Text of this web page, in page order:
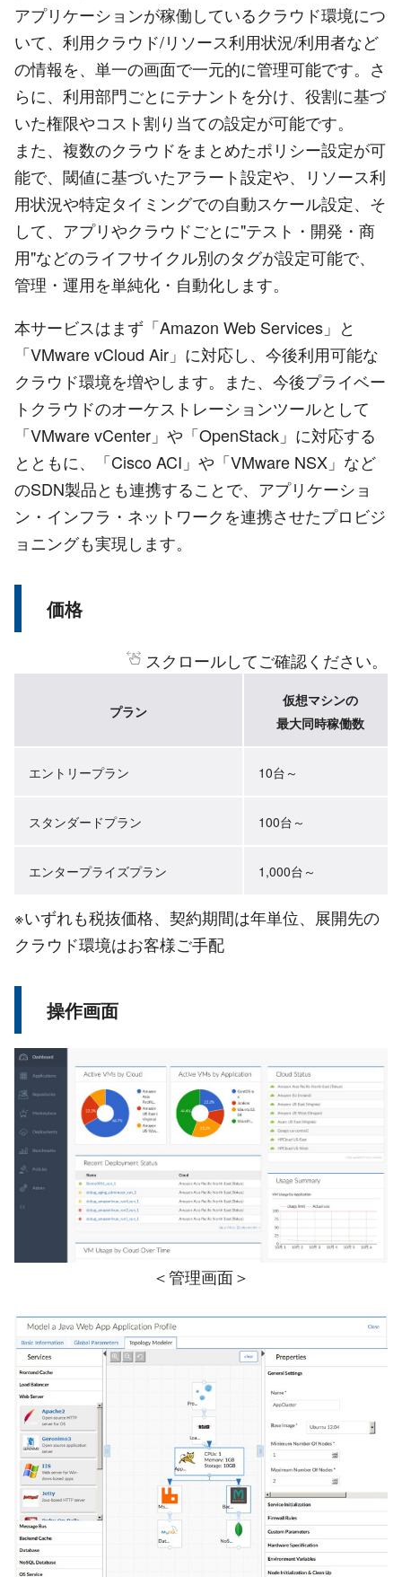
アプリケーションが稼働しているクラウド環境につ
いて、利用クラウド/リソース利用状況/利用者など
の情報を、単一の画面で一元的に管理可能です。さ
らに、利用部門ごとにテナントを分け、役割に基づ
いた権限やコスト割り当ての設定が可能です。
また、複数のクラウドをまとめたポリシー設定が可
能で、閾値に基づいたアラート設定や、リソース利
用状況や特定タイミングでの自動スケール設定、そ
して、アプリやクラウドごとに"テスト・開発・商
用"などのライフサイクル別のタグが設定可能で、
管理・運用を単純化・自動化します。
本サービスはまず「Amazon Web Services」と
「VMware vCloud Air」に対応し、今後利用可能な
クラウド環境を増やします。また、今後プライベー
トクラウドのオーケストレーションツールとして
「VMware vCenter」や「OpenStack」に対応する
とともに、「Cisco ACI」や「VMware NSX」など
のSDN製品とも連携することで、アプリケーショ
ン・インフラ・ネットワークを連携させたプロビジ
ョニングも実現します。
価格
スクロールしてご確認ください。
プラン
仮想マシンの
最大同時稼働数
エントリープラン 10台～
スタンダードプラン 100台～
エンタープライズプラン 1,000台～
※いずれも税抜価格、契約期間は年単位、展開先の
クラウド環境はお客様ご手配
操作画面
＜管理画面＞